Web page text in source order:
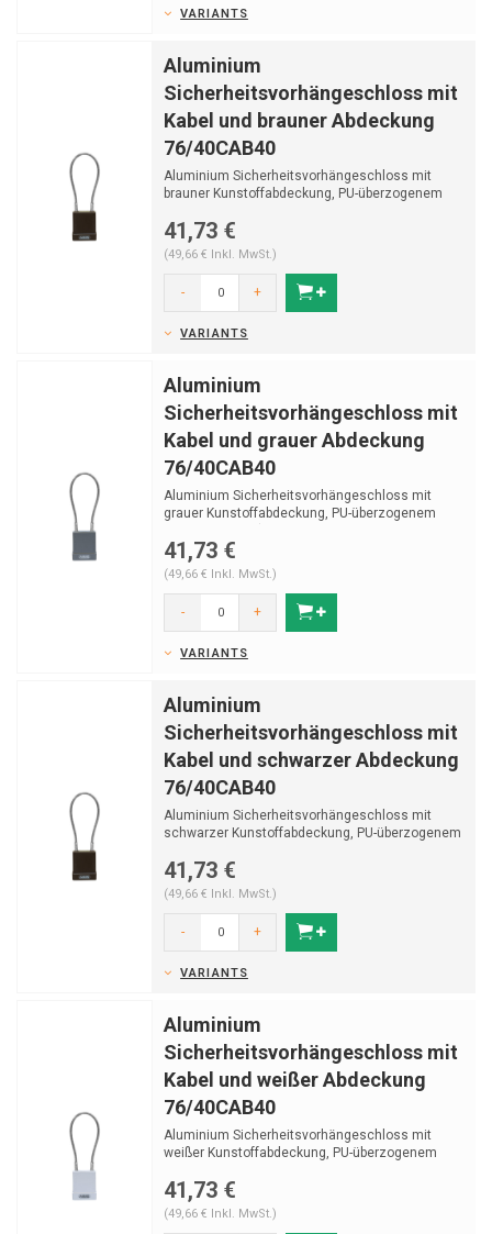
VARIANTS
Aluminium
Sicherheitsvorhängeschloss mit
Kabel und brauner Abdeckung
76/40CAB40
Aluminium Sicherheitsvorhängeschloss mit
brauner Kunstoffabdeckung, PU-überzogenem
41,73 €
(49,66 € Inkl. MwSt.)
- +
VARIANTS
Aluminium
Sicherheitsvorhängeschloss mit
Kabel und grauer Abdeckung
76/40CAB40
Aluminium Sicherheitsvorhängeschloss mit
grauer Kunstoffabdeckung, PU-überzogenem
41,73 €
(49,66 € Inkl. MwSt.)
- +
VARIANTS
Aluminium
Sicherheitsvorhängeschloss mit
Kabel und schwarzer Abdeckung
76/40CAB40
Aluminium Sicherheitsvorhängeschloss mit
schwarzer Kunstoffabdeckung, PU-überzogenem
41,73 €
(49,66 € Inkl. MwSt.)
- +
VARIANTS
Aluminium
Sicherheitsvorhängeschloss mit
Kabel und weißer Abdeckung
76/40CAB40
Aluminium Sicherheitsvorhängeschloss mit
weißer Kunstoffabdeckung, PU-überzogenem
41,73 €
(49,66 € Inkl. MwSt.)